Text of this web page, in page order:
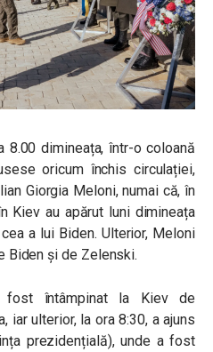
8.00 dimineața, într-o coloană
oricum închis circulației,
Giorgia Meloni, numai că, în
Kiev au apărut luni dimineața
a lui Biden. Ulterior, Meloni
Biden și de Zelenski.
fost întâmpinat la Kiev de
iar ulterior, la ora 8:30, a ajuns
prezidențială), unde a fost